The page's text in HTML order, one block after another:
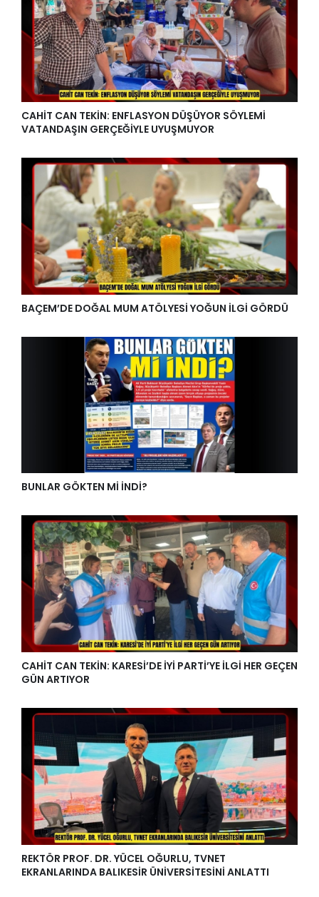
CAHİT CAN TEKİN: ENFLASYON DÜŞÜYOR SÖYLEMİ
VATANDAŞIN GERÇEĞİYLE UYUŞMUYOR
BAÇEM’DE DOĞAL MUM ATÖLYESİ YOĞUN İLGİ GÖRDÜ
BUNLAR GÖKTEN Mİ İNDİ?
CAHİT CAN TEKİN: KARESİ’DE İYİ PARTİ’YE İLGİ HER GEÇEN
GÜN ARTIYOR
REKTÖR PROF. DR. YÜCEL OĞURLU, TVNET
EKRANLARINDA BALIKESİR ÜNİVERSİTESİNİ ANLATTI